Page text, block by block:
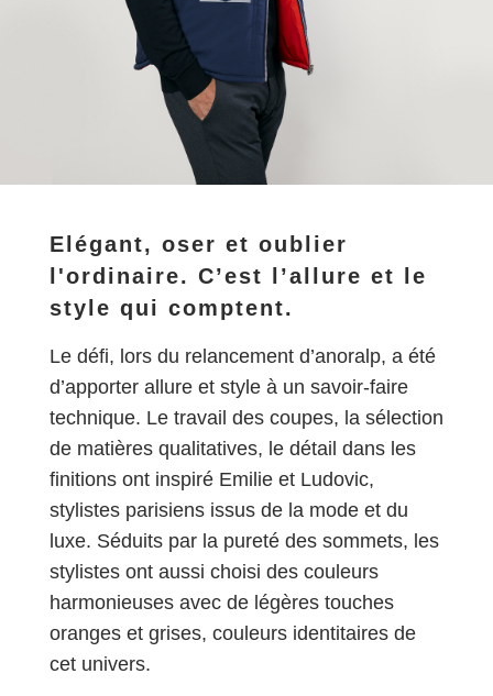
Elégant, oser et oublier
l'ordinaire. C’est l’allure et le
style qui comptent.
Le défi, lors du relancement d’anoralp, a été
d’apporter allure et style à un savoir-faire
technique. Le travail des coupes, la sélection
de matières qualitatives, le détail dans les
finitions ont inspiré Emilie et Ludovic,
stylistes parisiens issus de la mode et du
luxe. Séduits par la pureté des sommets, les
stylistes ont aussi choisi des couleurs
harmonieuses avec de légères touches
oranges et grises, couleurs identitaires de
cet univers.